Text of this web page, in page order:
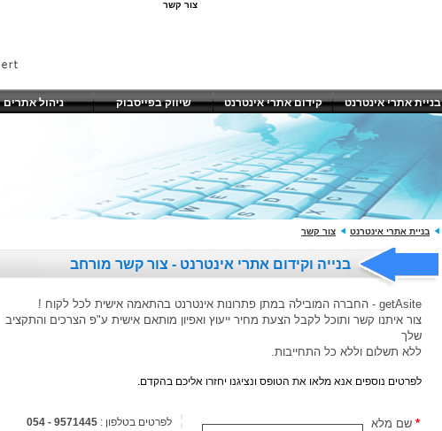
צור קשר
בניית אתרי אינטרנט קידום אתרי אינטרנט שיווק בפייסבוק ניהול אתרים
בניית אתרי אינטרנט צור קשר
בנייה וקידום אתרי אינטרנט - צור קשר מורחב
getAsite - החברה המובילה במתן פתרונות אינטרנט בהתאמה אישית לכל לקוח !
צור איתנו קשר ותוכל לקבל הצעת מחיר ייעוץ ואפיון מותאם אישית ע"פ הצרכים והתקציב
שלך
ללא תשלום וללא כל התחייבות.
לפרטים נוספים אנא מלאו את הטופס ונציגנו יחזרו אליכם בהקדם.
* שם מלא
לפרטים בטלפון : 054 - 9571445